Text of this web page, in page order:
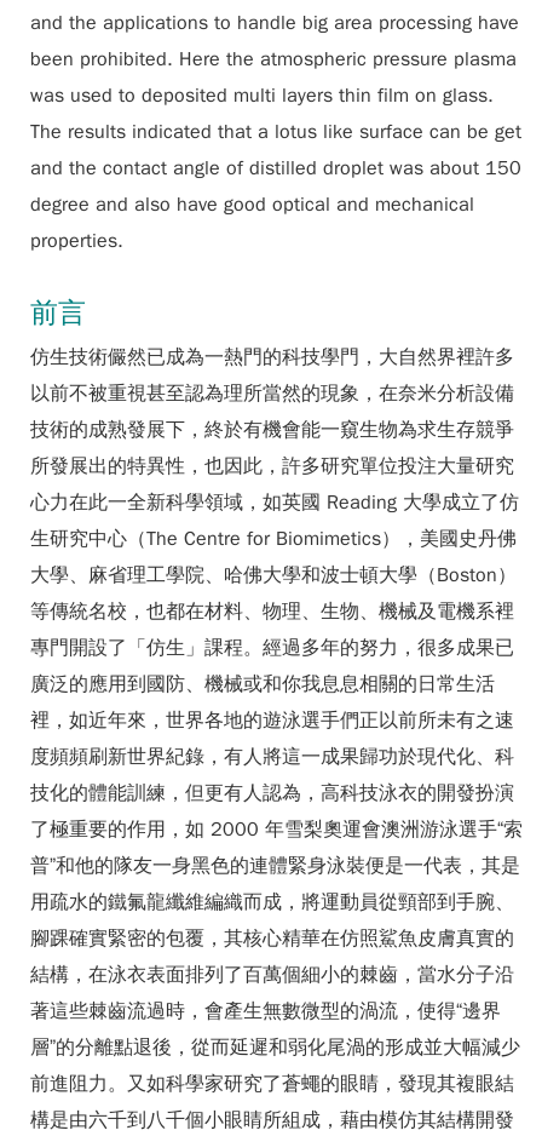
and the applications to handle big area processing have
been prohibited. Here the atmospheric pressure plasma
was used to deposited multi layers thin film on glass.
The results indicated that a lotus like surface can be get
and the contact angle of distilled droplet was about 150
degree and also have good optical and mechanical
properties.
前言
仿生技術儼然已成為一熱門的科技學門，大自然界裡許多
以前不被重視甚至認為理所當然的現象，在奈米分析設備
技術的成熟發展下，終於有機會能一窺生物為求生存競爭
所發展出的特異性，也因此，許多研究單位投注大量研究
心力在此一全新科學領域，如英國 Reading 大學成立了仿
生研究中心（The Centre for Biomimetics），美國史丹佛
大學、麻省理工學院、哈佛大學和波士頓大學（Boston）
等傳統名校，也都在材料、物理、生物、機械及電機系裡
專門開設了「仿生」課程。經過多年的努力，很多成果已
廣泛的應用到國防、機械或和你我息息相關的日常生活
裡，如近年來，世界各地的遊泳選手們正以前所未有之速
度頻頻刷新世界紀錄，有人將這一成果歸功於現代化、科
技化的體能訓練，但更有人認為，高科技泳衣的開發扮演
了極重要的作用，如 2000 年雪梨奧運會澳洲游泳選手“索
普”和他的隊友一身黑色的連體緊身泳裝便是一代表，其是
用疏水的鐵氟龍纖維編織而成，將運動員從頸部到手腕、
腳踝確實緊密的包覆，其核心精華在仿照鯊魚皮膚真實的
結構，在泳衣表面排列了百萬個細小的棘齒，當水分子沿
著這些棘齒流過時，會產生無數微型的渦流，使得“邊界
層”的分離點退後，從而延遲和弱化尾渦的形成並大幅減少
前進阻力。又如科學家研究了蒼蠅的眼睛，發現其複眼結
構是由六千到八千個小眼睛所組成，藉由模仿其結構開發